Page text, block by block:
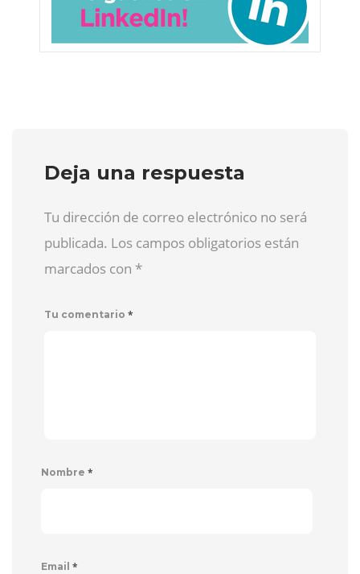
Deja una respuesta
Tu dirección de correo electrónico no será
publicada. Los campos obligatorios están
marcados con *
Tu comentario *
Nombre *
Email *